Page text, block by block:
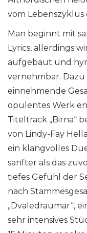
vom Lebenszyklus
Man beginnt mit
Lyrics, allerdings
aufgebaut und
vernehmbar.
einnehmende
opulentes Werk
Titeltrack „Birna“
von Lindy-Fay
ein klangvolles
sanfter als das
tiefes Gefühl der
nach
„Dvaledraumar“,
sehr intensives